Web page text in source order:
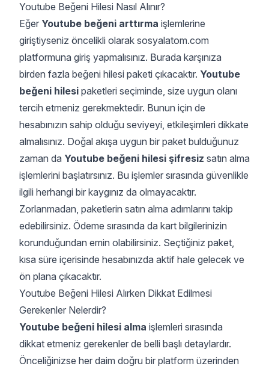
Youtube Beğeni Hilesi Nasıl Alınır?
Eğer Youtube beğeni arttırma işlemlerine
giriştiyseniz öncelikli olarak sosyalatom.com
platformuna giriş yapmalısınız. Burada karşınıza
birden fazla beğeni hilesi paketi çıkacaktır. Youtube
beğeni hilesi paketleri seçiminde, size uygun olanı
tercih etmeniz gerekmektedir. Bunun için de
hesabınızın sahip olduğu seviyeyi, etkileşimleri dikkate
almalısınız. Doğal akışa uygun bir paket bulduğunuz
zaman da Youtube beğeni hilesi şifresiz satın alma
işlemlerini başlatırsınız. Bu işlemler sırasında güvenlikle
ilgili herhangi bir kaygınız da olmayacaktır.
Zorlanmadan, paketlerin satın alma adımlarını takip
edebilirsiniz. Ödeme sırasında da kart bilgilerinizin
korunduğundan emin olabilirsiniz. Seçtiğiniz paket,
kısa süre içerisinde hesabınızda aktif hale gelecek ve
ön plana çıkacaktır.
Youtube Beğeni Hilesi Alırken Dikkat Edilmesi
Gerekenler Nelerdir?
Youtube beğeni hilesi alma işlemleri sırasında
dikkat etmeniz gerekenler de belli başlı detaylardır.
Önceliğinizse her daim doğru bir platform üzerinden